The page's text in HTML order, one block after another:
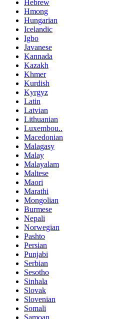
Hebrew
Hmong
Hungarian
Icelandic
Igbo
Javanese
Kannada
Kazakh
Khmer
Kurdish
Kyrgyz
Latin
Latvian
Lithuanian
Luxembou..
Macedonian
Malagasy
Malay
Malayalam
Maltese
Maori
Marathi
Mongolian
Burmese
Nepali
Norwegian
Pashto
Persian
Punjabi
Serbian
Sesotho
Sinhala
Slovak
Slovenian
Somali